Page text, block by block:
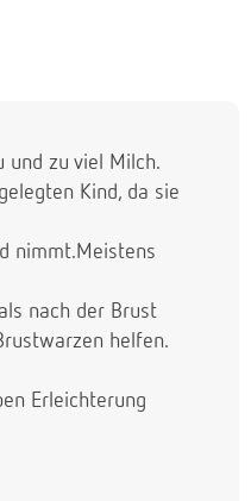
und zu viel Milch.
Kind, da sie
nimmt.Meistens
nach der Brust
helfen.
Erleichterung